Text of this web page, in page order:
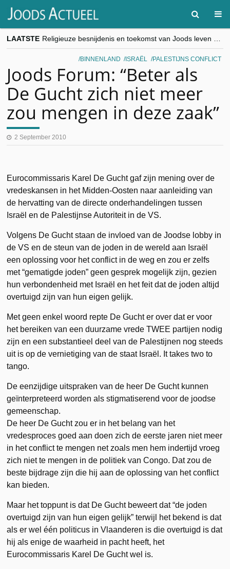
LAATSTE
“Besnijdenisdebat toont hoe moeilijk seculiere Westen minderheden begrijpt”, Jinnih Beels (Vooruit)
CITYTRIP | ROEMENIË – Boekarest: de verrassing van Oost-Europa
BINNENLAND ISRAËL PALESTIJNS CONFLICT
Joods Forum: “Beter als
De Gucht zich niet meer
zou mengen in deze zaak”
2 September 2010
Eurocommissaris Karel De Gucht gaf zijn mening over de
vredeskansen in het Midden-Oosten naar aanleiding van
de hervatting van de directe onderhandelingen tussen
Israël en de Palestijnse Autoriteit in de VS.
Volgens De Gucht staan de invloed van de Joodse lobby in
de VS en de steun van de joden in de wereld aan Israël
een oplossing voor het conflict in de weg en zou er zelfs
met “gematigde joden” geen gesprek mogelijk zijn, gezien
hun verbondenheid met Israël en het feit dat de joden altijd
overtuigd zijn van hun eigen gelijk.
Met geen enkel woord repte De Gucht er over dat er voor
het bereiken van een duurzame vrede TWEE partijen nodig
zijn en een substantieel deel van de Palestijnen nog steeds
uit is op de vernietiging van de staat Israël. It takes two to
tango.
De eenzijdige uitspraken van de heer De Gucht kunnen
geïnterpreteerd worden als stigmatiserend voor de joodse
gemeenschap.
De heer De Gucht zou er in het belang van het
vredesproces goed aan doen zich de eerste jaren niet meer
in het conflict te mengen net zoals men hem indertijd vroeg
zich niet te mengen in de politiek van Congo. Dat zou de
beste bijdrage zijn die hij aan de oplossing van het conflict
kan bieden.
Maar het toppunt is dat De Gucht beweert dat “de joden
overtuigd zijn van hun eigen gelijk” terwijl het bekend is dat
als er wel één politicus in Vlaanderen is die overtuigd is dat
hij als enige de waarheid in pacht heeft, het
Eurocommissaris Karel De Gucht wel is.